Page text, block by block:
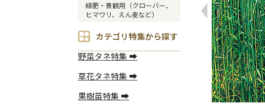
緑肥・景観用（クローバー、
ヒマワリ、えん麦など）
カテゴリ特集から探す
野菜タネ特集 ➡
草花タネ特集 ➡
果樹苗特集 ➡